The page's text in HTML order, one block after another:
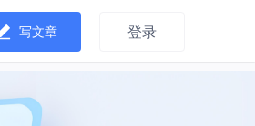
写文章 登录